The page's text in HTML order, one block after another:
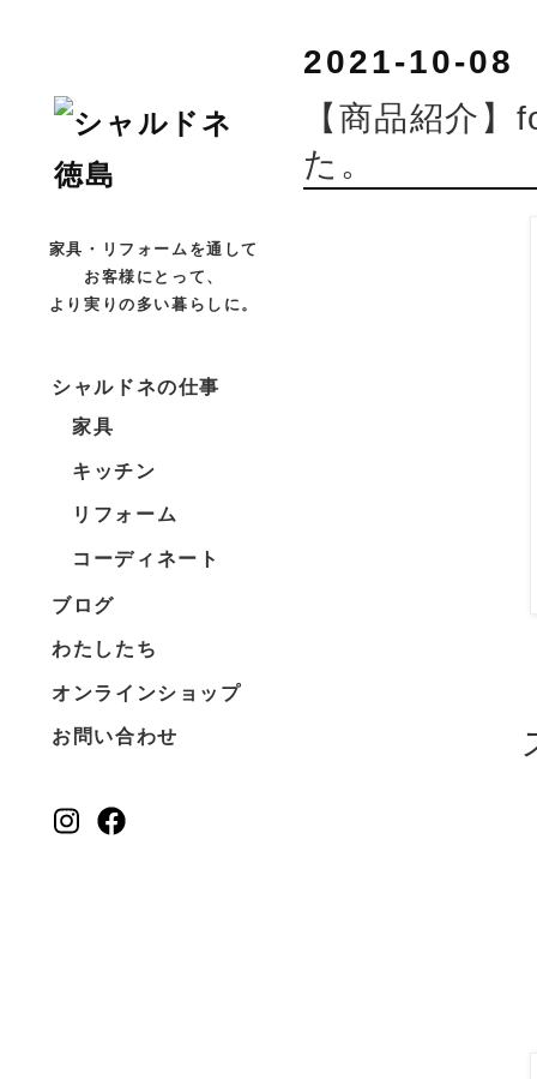
家具・リフォームを通して
お客様にとって、
より実りの多い暮らしに。
シャルドネの仕事
家具
キッチン
リフォーム
コーディネート
ブログ
わたしたち
オンラインショップ
お問い合わせ
2021-10-08
【商品紹介
た。